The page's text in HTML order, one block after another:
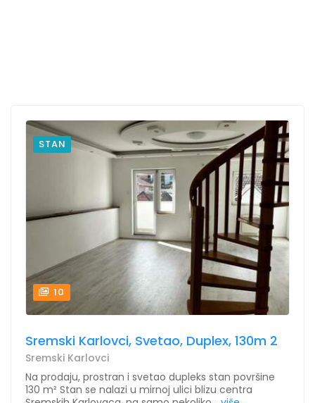
STAN
10
Sremski Karlovci, Svetao, Duplex, 130m 2
Sremski Karlovci
Na prodaju, prostran i svetao dupleks stan površine
130 m² Stan se nalazi u mirnoj ulici blizu centra